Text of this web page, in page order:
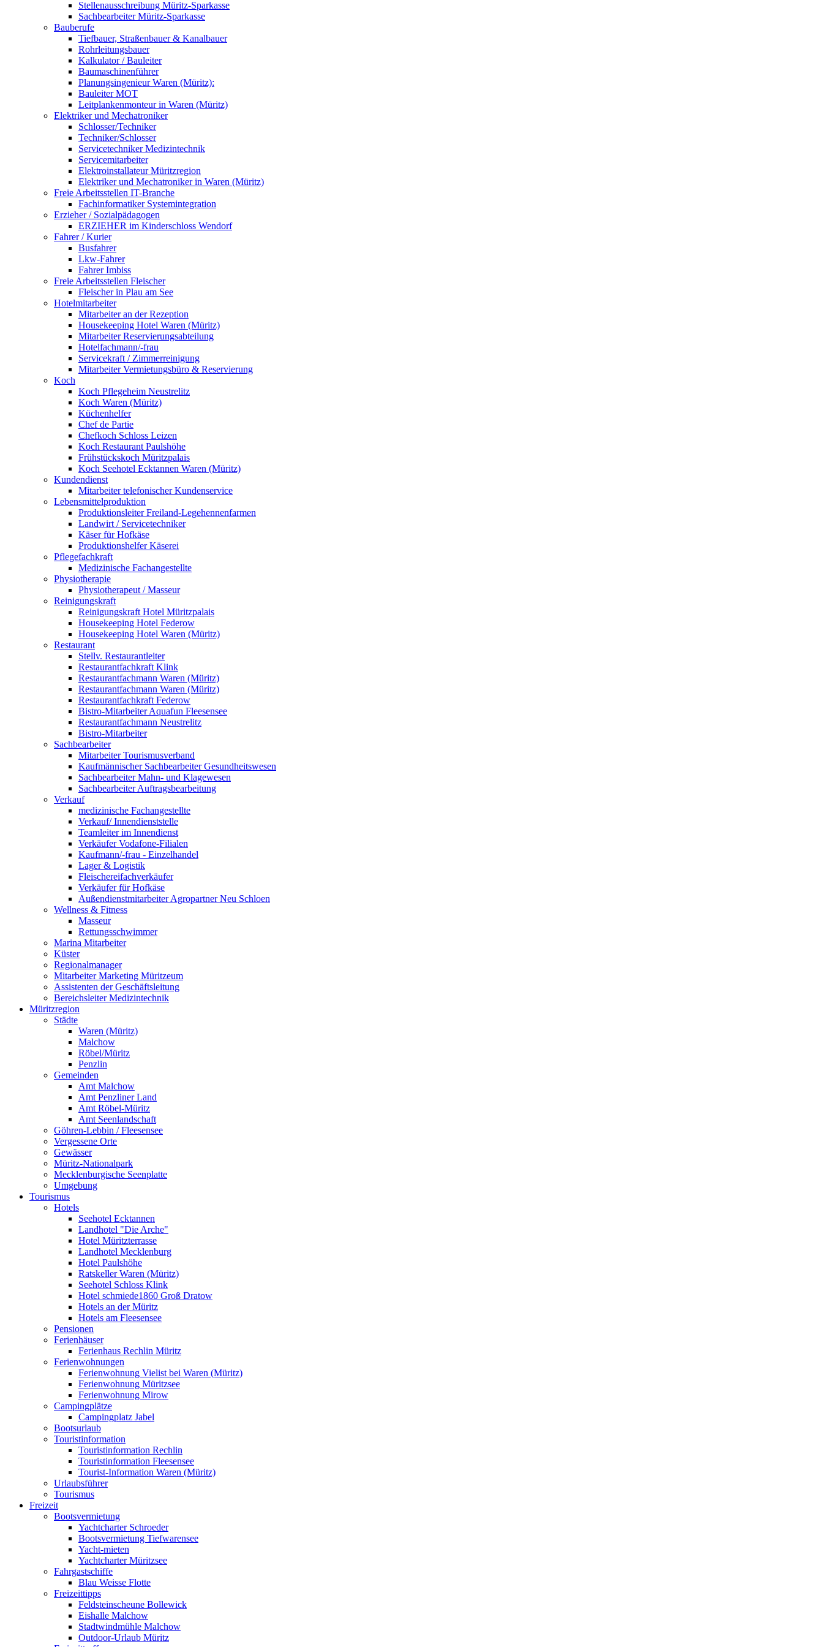
Stellenausschreibung Müritz-Sparkasse
Sachbearbeiter Müritz-Sparkasse
Bauberufe
Tiefbauer, Straßenbauer & Kanalbauer
Rohrleitungsbauer
Kalkulator / Bauleiter
Baumaschinenführer
Planungsingenieur Waren (Müritz):
Bauleiter MOT
Leitplankenmonteur in Waren (Müritz)
Elektriker und Mechatroniker
Schlosser/Techniker
Techniker/Schlosser
Servicetechniker Medizintechnik
Servicemitarbeiter
Elektroinstallateur Müritzregion
Elektriker und Mechatroniker in Waren (Müritz)
Freie Arbeitsstellen IT-Branche
Fachinformatiker Systemintegration
Erzieher / Sozialpädagogen
ERZIEHER im Kinderschloss Wendorf
Fahrer / Kurier
Busfahrer
Lkw-Fahrer
Fahrer Imbiss
Freie Arbeitsstellen Fleischer
Fleischer in Plau am See
Hotelmitarbeiter
Mitarbeiter an der Rezeption
Housekeeping Hotel Waren (Müritz)
Mitarbeiter Reservierungsabteilung
Hotelfachmann/-frau
Servicekraft / Zimmerreinigung
Mitarbeiter Vermietungsbüro & Reservierung
Koch
Koch Pflegeheim Neustrelitz
Koch Waren (Müritz)
Küchenhelfer
Chef de Partie
Chefkoch Schloss Leizen
Koch Restaurant Paulshöhe
Frühstückskoch Müritzpalais
Koch Seehotel Ecktannen Waren (Müritz)
Kundendienst
Mitarbeiter telefonischer Kundenservice
Lebensmittelproduktion
Produktionsleiter Freiland-Legehennenfarmen
Landwirt / Servicetechniker
Käser für Hofkäse
Produktionshelfer Käserei
Pflegefachkraft
Medizinische Fachangestellte
Physiotherapie
Physiotherapeut / Masseur
Reinigungskraft
Reinigungskraft Hotel Müritzpalais
Housekeeping Hotel Federow
Housekeeping Hotel Waren (Müritz)
Restaurant
Stellv. Restaurantleiter
Restaurantfachkraft Klink
Restaurantfachmann Waren (Müritz)
Restaurantfachmann Waren (Müritz)
Restaurantfachkraft Federow
Bistro-Mitarbeiter Aquafun Fleesensee
Restaurantfachmann Neustrelitz
Bistro-Mitarbeiter
Sachbearbeiter
Mitarbeiter Tourismusverband
Kaufmännischer Sachbearbeiter Gesundheitswesen
Sachbearbeiter Mahn- und Klagewesen
Sachbearbeiter Auftragsbearbeitung
Verkauf
medizinische Fachangestellte
Verkauf/ Innendienststelle
Teamleiter im Innendienst
Verkäufer Vodafone-Filialen
Kaufmann/-frau - Einzelhandel
Lager & Logistik
Fleischereifachverkäufer
Verkäufer für Hofkäse
Außendienstmitarbeiter Agropartner Neu Schloen
Wellness & Fitness
Masseur
Rettungsschwimmer
Marina Mitarbeiter
Küster
Regionalmanager
Mitarbeiter Marketing Müritzeum
Assistenten der Geschäftsleitung
Bereichsleiter Medizintechnik
Müritzregion
Städte
Waren (Müritz)
Malchow
Röbel/Müritz
Penzlin
Gemeinden
Amt Malchow
Amt Penzliner Land
Amt Röbel-Müritz
Amt Seenlandschaft
Göhren-Lebbin / Fleesensee
Vergessene Orte
Gewässer
Müritz-Nationalpark
Mecklenburgische Seenplatte
Umgebung
Tourismus
Hotels
Seehotel Ecktannen
Landhotel "Die Arche"
Hotel Müritzterrasse
Landhotel Mecklenburg
Hotel Paulshöhe
Ratskeller Waren (Müritz)
Seehotel Schloss Klink
Hotel schmiede1860 Groß Dratow
Hotels an der Müritz
Hotels am Fleesensee
Pensionen
Ferienhäuser
Ferienhaus Rechlin Müritz
Ferienwohnungen
Ferienwohnung Vielist bei Waren (Müritz)
Ferienwohnung Müritzsee
Ferienwohnung Mirow
Campingplätze
Campingplatz Jabel
Bootsurlaub
Touristinformation
Touristinformation Rechlin
Touristinformation Fleesensee
Tourist-Information Waren (Müritz)
Urlaubsführer
Tourismus
Freizeit
Bootsvermietung
Yachtcharter Schroeder
Bootsvermietung Tiefwarensee
Yacht-mieten
Yachtcharter Müritzsee
Fahrgastschiffe
Blau Weisse Flotte
Freizeittipps
Feldsteinscheune Bollewick
Eishalle Malchow
Stadtwindmühle Malchow
Outdoor-Urlaub Müritz